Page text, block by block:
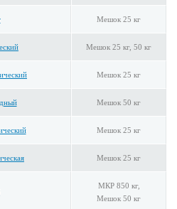
Мешок 25 кг
Мешок 25 кг, 50 кг
Мешок 25 кг
Мешок 50 кг
Мешок 25 кг
Мешок 25 кг
МКР 850 кг,
Мешок 50 кг